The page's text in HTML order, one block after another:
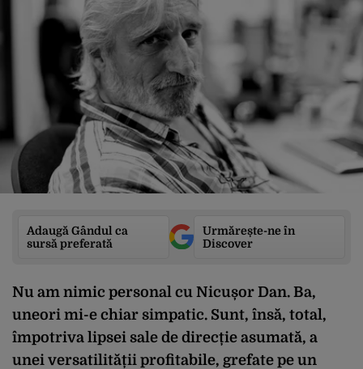
Adaugă Gândul ca
sursă preferată
Urmărește-ne în
Discover
Nu am nimic personal cu Nicușor Dan. Ba,
uneori mi-e chiar simpatic. Sunt, însă, total,
împotriva lipsei sale de direcție asumată, a
unei versatilității profitabile, grefate pe un